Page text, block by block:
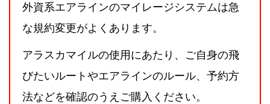
外資系エアラインのマイレージシステムは急
な規約変更がよくあります。
アラスカマイルの使用にあたり、ご自身の飛
びたいルートやエアラインのルール、予約方
法などを確認のうえご購入ください。